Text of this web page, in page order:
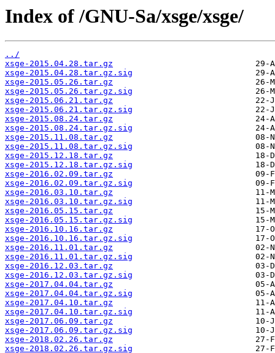
Index of /GNU-Sa/xsge/xsge/
../
xsge-2015.04.28.tar.gz
xsge-2015.04.28.tar.gz.sig
xsge-2015.05.26.tar.gz
xsge-2015.05.26.tar.gz.sig
xsge-2015.06.21.tar.gz
xsge-2015.06.21.tar.gz.sig
xsge-2015.08.24.tar.gz
xsge-2015.08.24.tar.gz.sig
xsge-2015.11.08.tar.gz
xsge-2015.11.08.tar.gz.sig
xsge-2015.12.18.tar.gz
xsge-2015.12.18.tar.gz.sig
xsge-2016.02.09.tar.gz
xsge-2016.02.09.tar.gz.sig
xsge-2016.03.10.tar.gz
xsge-2016.03.10.tar.gz.sig
xsge-2016.05.15.tar.gz
xsge-2016.05.15.tar.gz.sig
xsge-2016.10.16.tar.gz
xsge-2016.10.16.tar.gz.sig
xsge-2016.11.01.tar.gz
xsge-2016.11.01.tar.gz.sig
xsge-2016.12.03.tar.gz
xsge-2016.12.03.tar.gz.sig
xsge-2017.04.04.tar.gz
xsge-2017.04.04.tar.gz.sig
xsge-2017.04.10.tar.gz
xsge-2017.04.10.tar.gz.sig
xsge-2017.06.09.tar.gz
xsge-2017.06.09.tar.gz.sig
xsge-2018.02.26.tar.gz
xsge-2018.02.26.tar.gz.sig